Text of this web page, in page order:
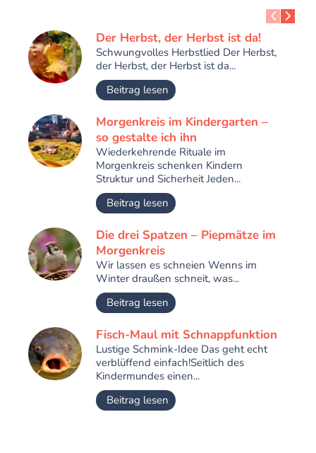
Der Herbst, der Herbst ist da!
Schwungvolles Herbstlied Der Herbst,
der Herbst, der Herbst ist da...
Beitrag lesen
Morgenkreis im Kindergarten –
so gestalte ich ihn
Wiederkehrende Rituale im
Morgenkreis schenken Kindern
Struktur und Sicherheit Jeden...
Beitrag lesen
Die drei Spatzen – Piepmätze im
Morgenkreis
Wir lassen es schneien Wenns im
Winter draußen schneit, was...
Beitrag lesen
Fisch-Maul mit Schnappfunktion
Lustige Schmink-Idee Das geht echt
verblüffend einfach!Seitlich des
Kindermundes einen...
Beitrag lesen